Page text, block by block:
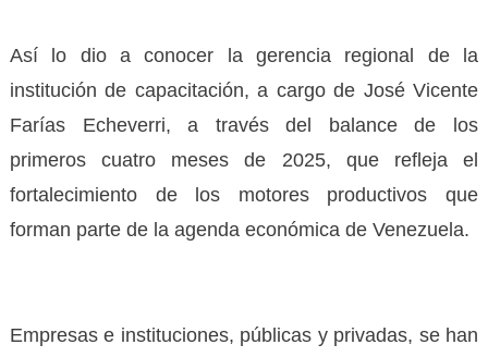
Así lo dio a conocer la gerencia regional de la
institución de capacitación, a cargo de José Vicente
Farías Echeverri, a través del balance de los
primeros cuatro meses de 2025, que refleja el
fortalecimiento de los motores productivos que
forman parte de la agenda económica de Venezuela.
Empresas e instituciones, públicas y privadas, se han